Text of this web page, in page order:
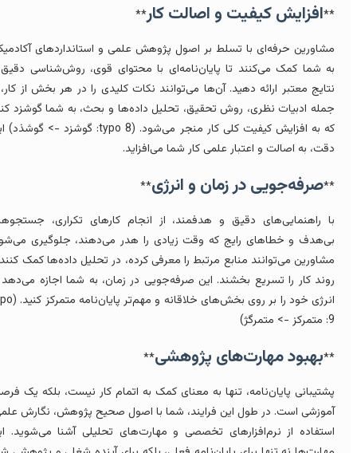
افزایش کیفیت و اصالت کار**
حرفه‌ای با تسلط بر اصول پژوهش علمی و استانداردهای آکادمیک،
شما کمک می‌کنند تا پایان‌نامه‌ای با محتوای قوی، روش‌شناسی دقیق و
معتبر ارائه دهید. آن‌ها می‌توانند نکات کلیدی را در هر بخش از کار، از
ادبیات نظری، روش تحقیق، تحلیل داده‌ها و بحث، به شما گوشزد کنند
که به افزایش کیفیت کلی کار منجر می‌شود. (typo 8: گوشزد -> گوشذد) این
به اصالت و اعتبار علمی کار شما می‌افزاید.
صرفه‌جویی در زمان و انرژی**
راهنمایی‌های دقیق و هدفمند، از انجام کارهای تکراری، جستجوهای
و خطاهای رایج که وقت زیادی را هدر می‌دهند، جلوگیری می‌شود.
می‌توانند منابع مرتبط را معرفی کرده، در تحلیل داده‌ها کمک کنند و
کار را تسریع بخشند. این صرفه‌جویی در زمان، به شما اجازه می‌دهد تا
انرژی خود را بر روی بخش‌های خلاقانه و مهم‌تر پایان‌نامه متمرکز کنید. (typo
بهبود مهارت‌های پژوهشی**
پایان‌نامه، تنها به معنای کمک به اتمام کار نیست، بلکه یک فرصت
است. در طول این فرایند، شما با اصول صحیح پژوهش، نگارش علمی،
از نرم‌افزارهای تخصصی و مهارت‌های تحلیلی آشنا می‌شوید. این